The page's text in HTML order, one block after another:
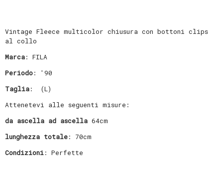
Vintage Fleece multicolor chiusura con bottoni clips
al collo
Marca: FILA
Periodo: '90
Taglia: (L)
Attenetevi alle seguenti misure:
da ascella ad ascella64cm
lunghezza totale: 70cm
Condizioni: Perfette